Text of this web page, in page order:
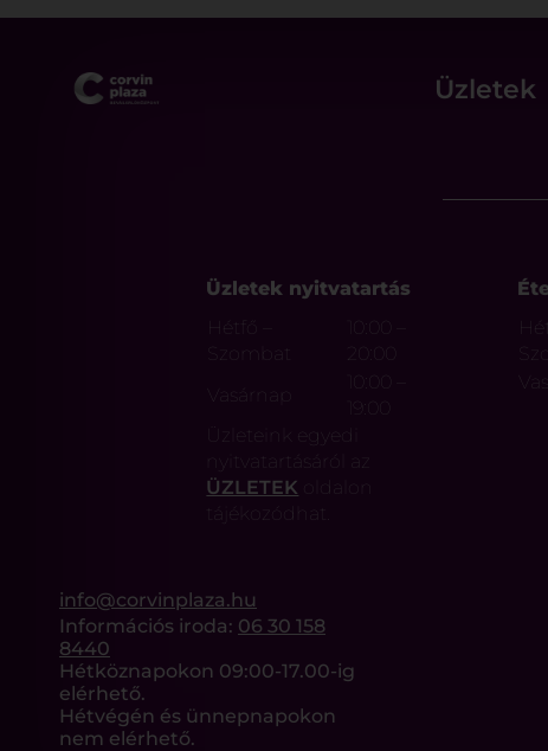
Üzletek
Üzletek nyitvatartás
Hétfő –
Szombat
20:00
Vasárnap
Üzleteink egyedi
nyitvatartásáról az
ÜZLETEK oldalon
tájékozódhat.
info@corvinplaza.hu
Információs iroda: 06 30 158
8440
Hétköznapokon 09:00-17.00-ig
elérhető.
Hétvégén és ünnepnapokon
nem elérhető.